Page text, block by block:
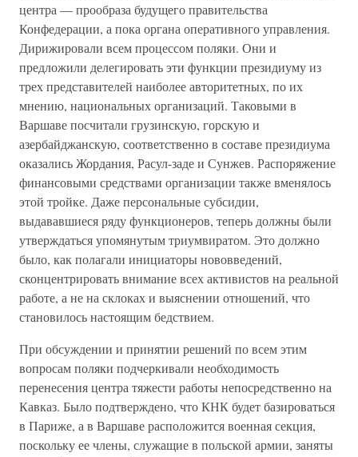
центра — прообраза будущего правительства
Конфедерации, а пока органа оперативного управления.
Дирижировали всем процессом поляки. Они и
предложили делегировать эти функции президиуму из
трех представителей наиболее авторитетных, по их
мнению, национальных организаций. Таковыми в
Варшаве посчитали грузинскую, горскую и
азербайджанскую, соответственно в составе президиума
оказались Жордания, Расул-заде и Сунжев. Распоряжение
финансовыми средствами организации также вменялось
этой тройке. Даже персональные субсидии,
выдававшиеся ряду функционеров, теперь должны были
утверждаться упомянутым триумвиратом. Это должно
было, как полагали инициаторы нововведений,
сконцентрировать внимание всех активистов на реальной
работе, а не на склоках и выяснении отношений, что
становилось настоящим бедствием.
При обсуждении и принятии решений по всем этим
вопросам поляки подчеркивали необходимость
перенесения центра тяжести работы непосредственно на
Кавказ. Было подтверждено, что КНК будет базироваться
в Париже, а в Варшаве расположится военная секция,
поскольку ее члены, служащие в польской армии, заняты